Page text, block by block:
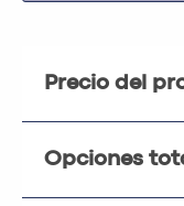
Precio del
Opciones